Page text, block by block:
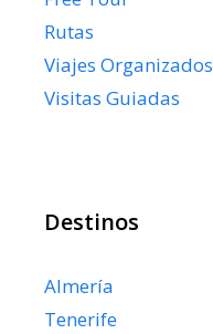
Rutas
Viajes Organizados
Visitas Guiadas
Destinos
Almería
Tenerife